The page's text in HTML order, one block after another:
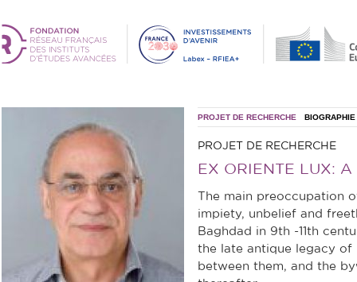
PROJET DE RECHERCHE BIOGRAPHIE
PROJET DE RECHERCHE
EX ORIENTE LUX:
The main preoccupation
impiety, unbelief and
Baghdad in 9th -11th
the late antique legacy of
between them, and the